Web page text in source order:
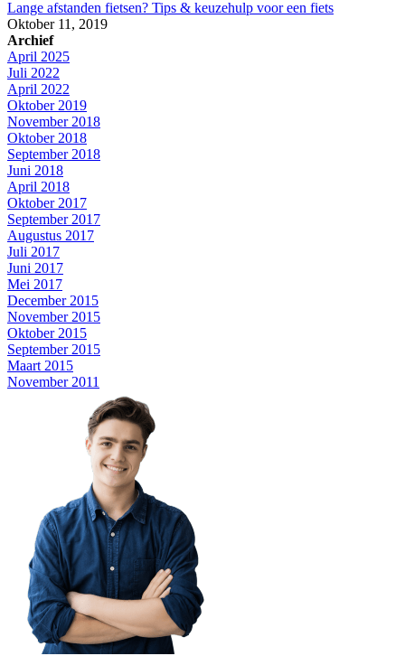
Lange afstanden fietsen? Tips & keuzehulp voor een fiets
Oktober 11, 2019
Archief
April 2025
Juli 2022
April 2022
Oktober 2019
November 2018
Oktober 2018
September 2018
Juni 2018
April 2018
Oktober 2017
September 2017
Augustus 2017
Juli 2017
Juni 2017
Mei 2017
December 2015
November 2015
Oktober 2015
September 2015
Maart 2015
November 2011